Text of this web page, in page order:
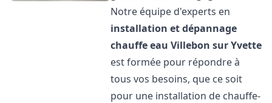
Notre équipe d'experts en
installation et dépannage
chauffe eau Villebon sur Yvette
est formée pour répondre à
tous vos besoins, que ce soit
pour une installation de chauffe-